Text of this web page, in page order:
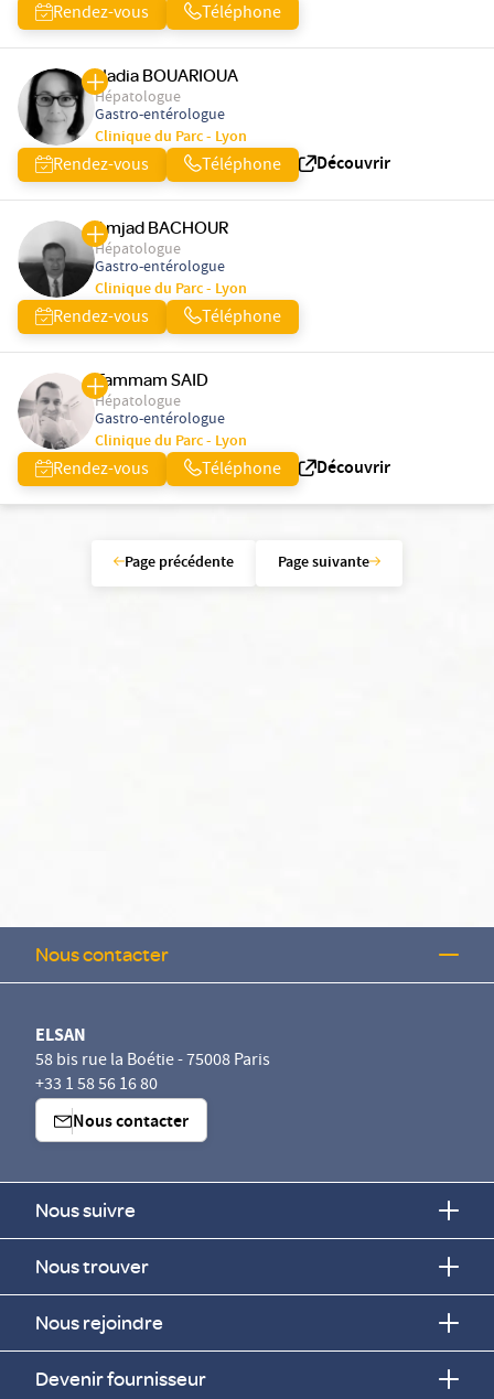
Rendez-vous Téléphone
Nadia BOUARIOUA
Hépatologue
Gastro-entérologue
Clinique du Parc - Lyon
Rendez-vous Téléphone Découvrir
Amjad BACHOUR
Hépatologue
Gastro-entérologue
Clinique du Parc - Lyon
Rendez-vous Téléphone
Tammam SAID
Hépatologue
Gastro-entérologue
Clinique du Parc - Lyon
Rendez-vous Téléphone Découvrir
Page précédente Page suivante
Nous contacter
ELSAN
58 bis rue la Boétie - 75008 Paris
+33 1 58 56 16 80
Nous contacter
Nous suivre
Nous trouver
Nous rejoindre
Devenir fournisseur